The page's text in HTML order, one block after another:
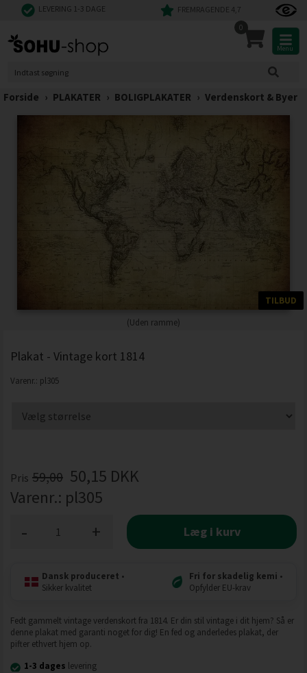
LEVERING 1-3 DAGE FREMRAGENDE 4,7
0
Menu
Forside › PLAKATER › BOLIGPLAKATER › Verdenskort & Byer
TILBUD
(Uden ramme)
Plakat - Vintage kort 1814
Varenr.: pl305
Pris 59,00 50,15 DKK
Varenr.: pl305
+
- Læg i kurv
Dansk produceret •
Sikker kvalitet
Fri for skadelig kemi •
Opfylder EU-krav
Fedt gammelt vintage verdenskort fra 1814. Er din stil vintage i dit hjem? Så er
denne plakat med garanti noget for dig! En fed og anderledes plakat, der
pifter ethvert hjem op.
1-3 dages levering